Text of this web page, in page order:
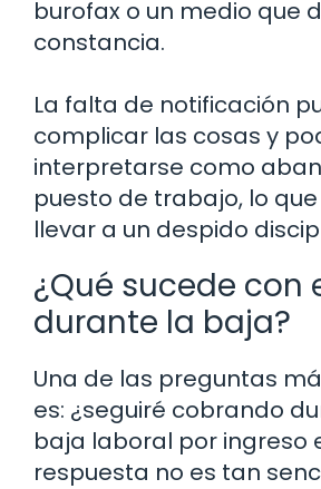
burofax o un medio que
constancia.
La falta de notificación
complicar las cosas y
interpretarse como
puesto de trabajo, lo
llevar a un despido
¿Qué sucede con
durante la baja?
Una de las preguntas
es: ¿seguiré cobrando
baja laboral por ingreso
respuesta no es tan